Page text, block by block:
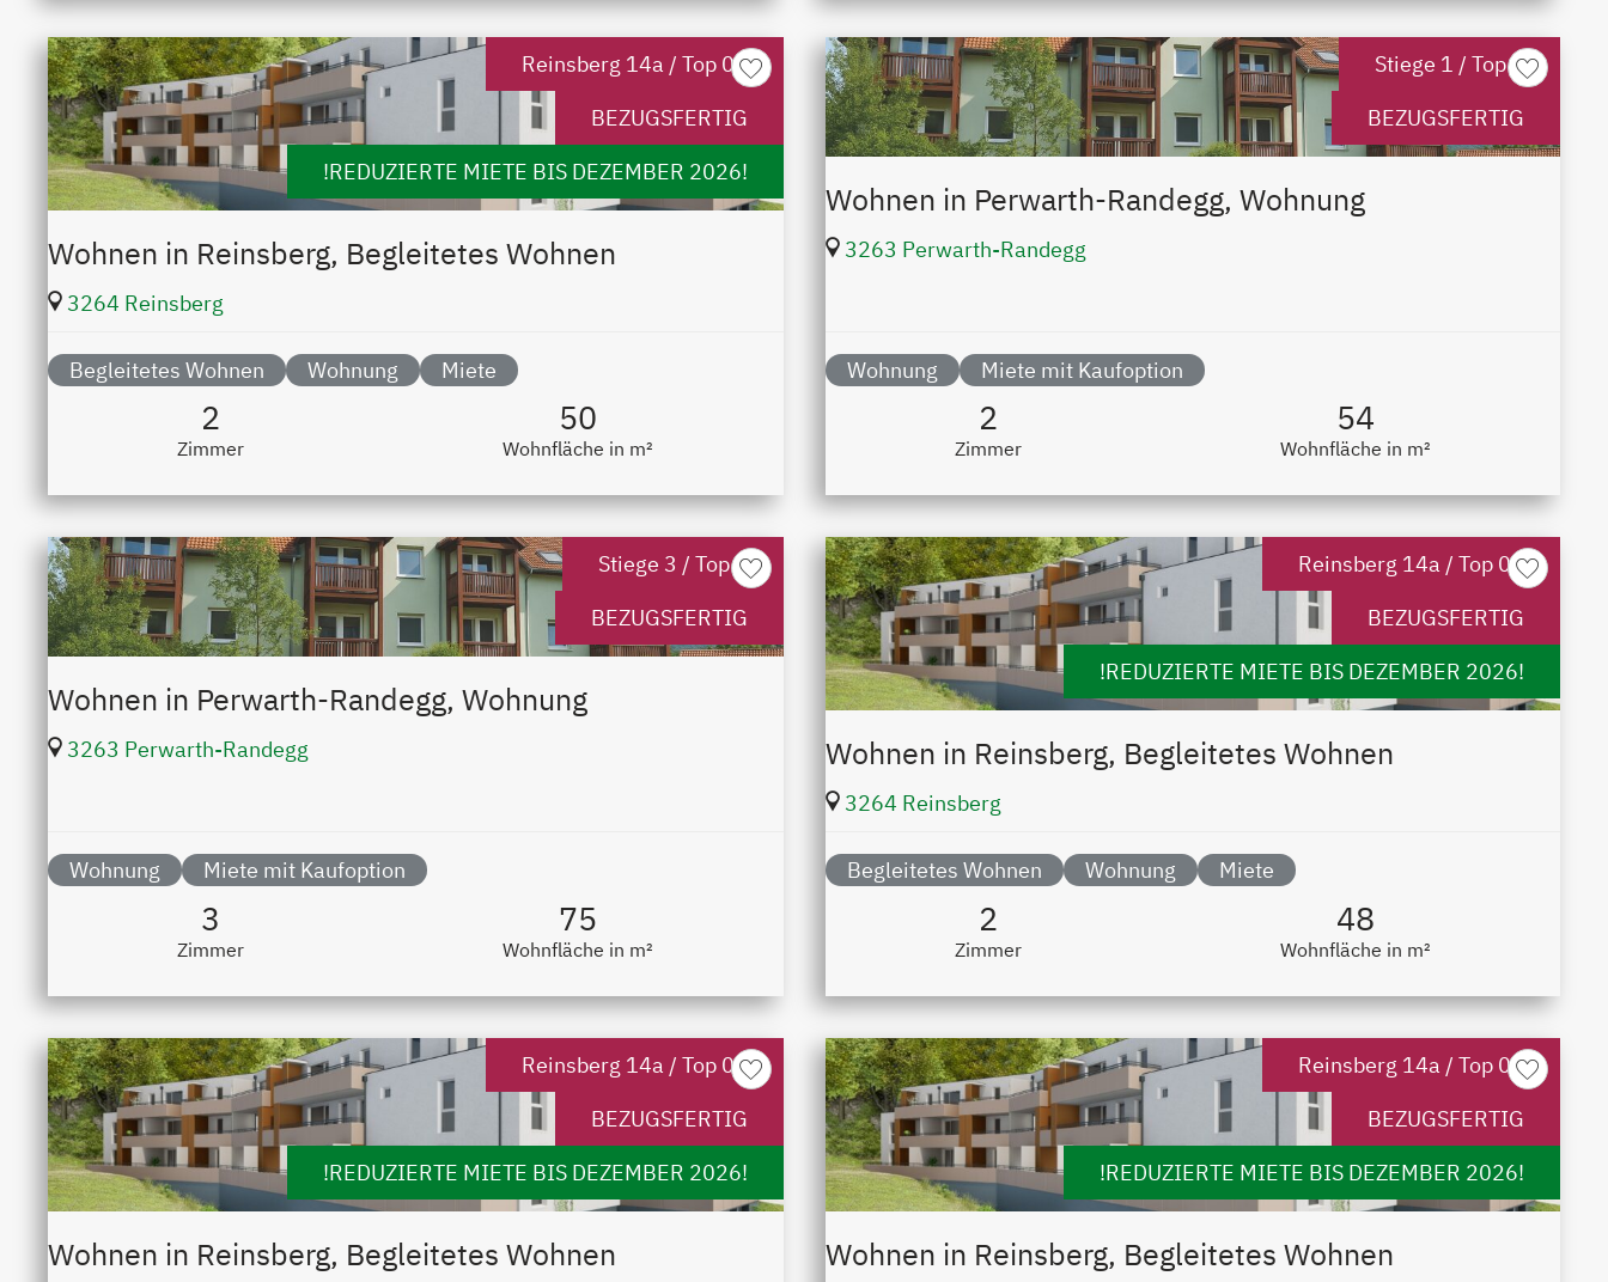
Reinsberg 14a / Top 05
BEZUGSFERTIG
!REDUZIERTE MIETE BIS DEZEMBER 2026!
Wohnen in Reinsberg, Begleitetes Wohnen
3264 Reinsberg
Begleitetes Wohnen Wohnung Miete
2
Zimmer
50
Wohnfläche in m²
merken
Stiege 1 / Top 8
BEZUGSFERTIG
Wohnen in Perwarth-Randegg, Wohnung
3263 Perwarth-Randegg
Wohnung Miete mit Kaufoption
2
Zimmer
54
Wohnfläche in m²
Stiege 3 / Top 6
BEZUGSFERTIG
Wohnen in Perwarth-Randegg, Wohnung
3263 Perwarth-Randegg
Wohnung Miete mit Kaufoption
3
Zimmer
75
Wohnfläche in m²
merken
Reinsberg 14a / Top 02
BEZUGSFERTIG
!REDUZIERTE MIETE BIS DEZEMBER 2026!
Wohnen in Reinsberg, Begleitetes Wohnen
3264 Reinsberg
Begleitetes Wohnen Wohnung Miete
2
Zimmer
48
Wohnfläche in m²
Reinsberg 14a / Top 09
BEZUGSFERTIG
!REDUZIERTE MIETE BIS DEZEMBER 2026!
Wohnen in Reinsberg, Begleitetes Wohnen
merken
Reinsberg 14a / Top 04
BEZUGSFERTIG
!REDUZIERTE MIETE BIS DEZEMBER 2026!
Wohnen in Reinsberg, Begleitetes Wohnen